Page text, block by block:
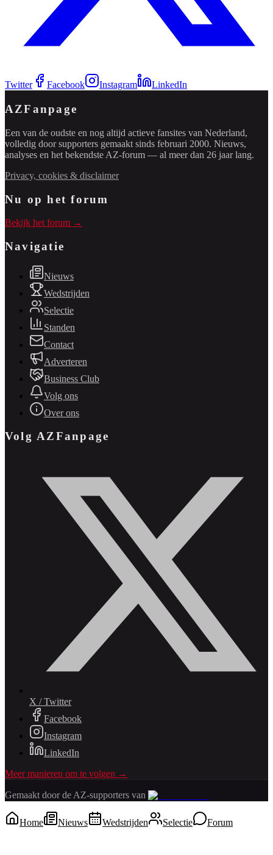
Twitter Facebook Instagram LinkedIn
AZFanpage
Een van de oudste en nog altijd actieve fansites van Nederland,
volledig door supporters gemaakt sinds februari 2000. Nieuws,
analyses en het bekendste AZ-forum — al meer dan 26 jaar lang.
Privacy, cookies & disclaimer
Nu op het forum
Bekijk het forum →
Navigatie
Nieuws
Wedstrijden
Selectie
Standen
Contact
Adverteren
Business Club
Volg ons
Over ons
Volg AZFanpage
X / Twitter
Facebook
Instagram
LinkedIn
Meer manieren om te volgen →
Gemaakt door de AZ-supporters van
Home Nieuws Wedstrijden Selectie Forum